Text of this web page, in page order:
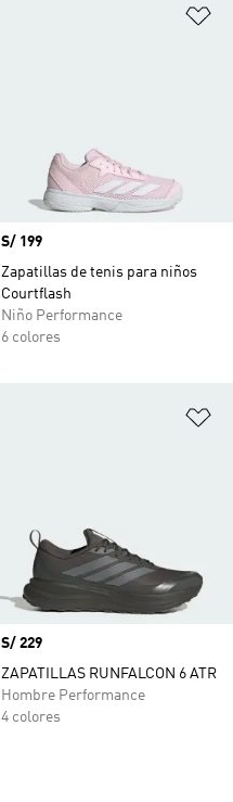
Precio
S/ 199
Zapatillas de tenis para niños
Courtflash
Niño Performance
6 colores
Precio
S/ 229
ZAPATILLAS RUNFALCON 6 ATR
Hombre Performance
4 colores